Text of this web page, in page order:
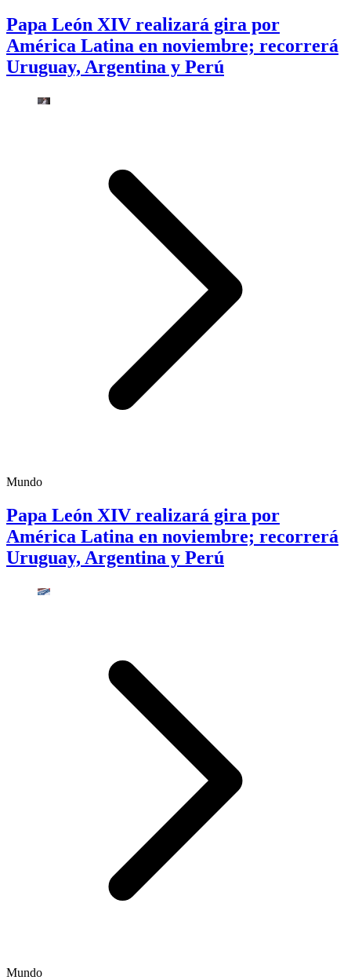
Papa León XIV realizará gira por
América Latina en noviembre; recorrerá
Uruguay, Argentina y Perú
Mundo
Papa León XIV realizará gira por
América Latina en noviembre; recorrerá
Uruguay, Argentina y Perú
Mundo